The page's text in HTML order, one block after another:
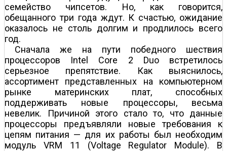
семейство чипсетов. Но, как говорится,
обещанного три года ждут. К счастью, ожидание
оказалось не столь долгим и продлилось всего
год.
Сначала же на пути победного шествия
процессоров Intel Core 2 Duo встретилось
серьезное препятствие. Как выяснилось,
ассортимент представленных на компьютерном
рынке материнских плат, способных
поддерживать новые процессоры, весьма
невелик. Причиной этого стало то, что данные
процессоры предъявляли новые требования к
цепям питания — для их работы был необходим
модуль VRМ 11 (Voltage Regulator Module). В